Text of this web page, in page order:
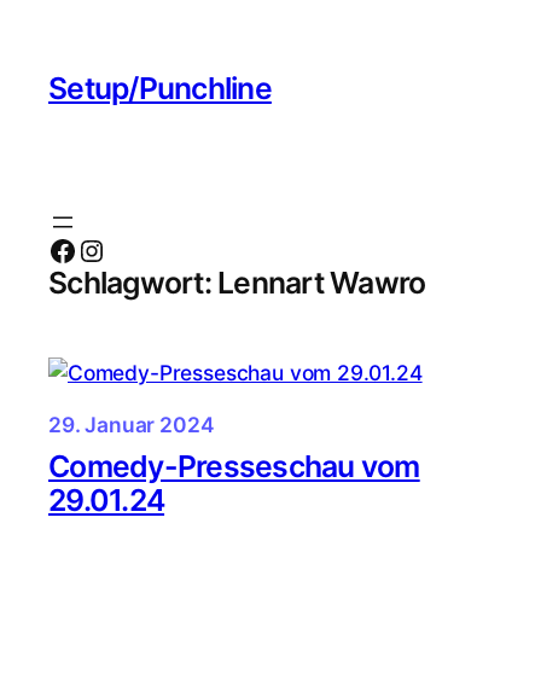
springen
Setup/Punchline
Facebook Instagram
Schlagwort: Lennart Wawro
29. Januar 2024
Comedy-Presseschau vom
29.01.24